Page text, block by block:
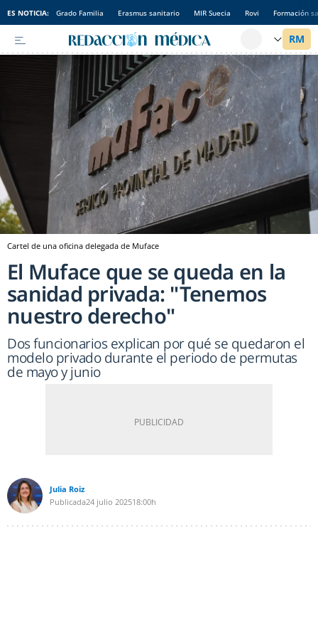
ES NOTICIA: Grado Familia Erasmus sanitario MIR Suecia Rovi Formación
Cartel de una oficina delegada de Muface
El Muface que se queda en la
sanidad privada: "Tenemos
nuestro derecho"
Dos funcionarios explican por qué se quedaron el
modelo privado durante el periodo de permutas
de mayo y junio
Julia Roiz
Publicada24 julio 202518:00h